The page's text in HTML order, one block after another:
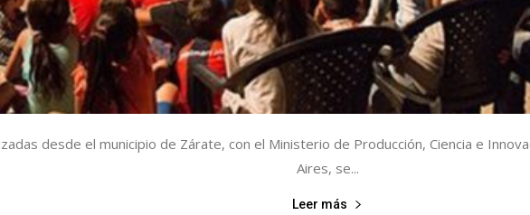
desde el municipio de Zárate, con el Ministerio de Producción, Ciencia e
Aires, se...
Leer más